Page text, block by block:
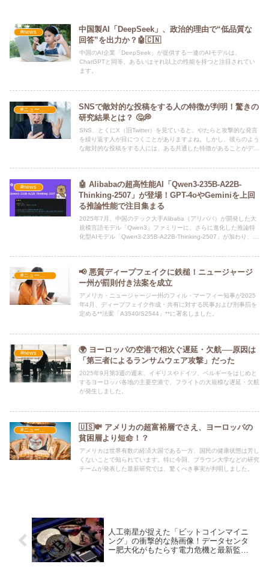
#news
中国製AI「DeepSeek」、政治的理由で“低品質な
回答”を出力か？🤖🇨🇳
中国のAI企業「DeepSeek」が提供する一連のAIモデルは、
ChatGPTと同等、あるいはそれ以上の性能を持つと注目されてい
ます。
SNSで敵対的な投稿をする人の特徴が判明！驚きの
研究結果とは？ 🤔💭
SNS、とくにX（旧Twitter）を見ていると、やたらと攻撃的な発言
を繰り返す人が目につくことがありますよね。しかし、彼らのよう
な敵対的な投稿をする人には、ある共通した特徴があることがデン
#news
🤖 Alibabaの超高性能AI「Qwen3-235B-A22B-
Thinking-2507」が登場！GPT-4oやGeminiを上回
る推論性能で注目集まる
2025年7月、中国のテック大手Alibaba（アリババ）が開発した大
規模言語モデル「Qwen3」ファミリーに、さらに進化した推論特
化型AIモデル「Qwen3-235B-A22B-Thinking-2507」が加わり、AI
📢 悪質ディープフェイクに鉄槌！ニュージャージ
ー州が罰則付き法案を成立
アメリカ・ニュージャージー州のフィル・マーフィー知事が2025
年4月、ディープフェイク作成・共有に対する民事および刑事罰を
定める**法案「A3540/S2544」**に署名しました。
#news
🌍 ヨーロッパの空港で相次ぐ遅延・欠航──原因は
「第三者によるランサムウェア攻撃」だった
2025年9月第3週の週末、イギリスやドイツ、ベルギーをはじめと
するヨーロッパ各地の主要空港で、フライトの大規模な遅延・欠航
が発生しました。
#ニュース・社会・コラム
🇺🇸💸 アメリカの超富裕層でさえ、ヨーロッパの
貧困層より短命！？
アメリカは世界有数の経済大国である一方、国民の健康状態は芳し
くないことで知られています。特に今回、ブラウン大学などの研究
チームが発表した最新研究では、驚くべき事実が判明しました。
人工衛星が捉えた「ビットコインマイニ
ング」の衝撃的な熱画像！データセンタ
ー肥大化がもたらす電力危機と最新監視